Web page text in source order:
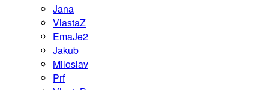
Jana
VlastaZ
EmaJe2
Jakub
Miloslav
Prf